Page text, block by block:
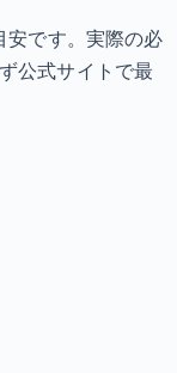
安です。実際の必
公式サイトで最